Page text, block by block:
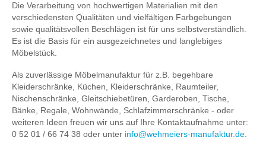
Die Verarbeitung von hochwertigen Materialien mit den
verschiedensten Qualitäten und vielfältigen Farbgebungen
sowie qualitätsvollen Beschlägen ist für uns selbstverständlich.
Es ist die Basis für ein ausgezeichnetes und langlebiges
Möbelstück.
Als zuverlässige Möbelmanufaktur für z.B. begehbare
Kleiderschränke, Küchen, Kleiderschränke, Raumteiler,
Nischenschränke, Gleitschiebetüren, Garderoben, Tische,
Bänke, Regale, Wohnwände, Schlafzimmerschränke - oder
weiteren Ideen freuen wir uns auf Ihre Kontaktaufnahme unter:
0 52 01 / 66 74 38 oder unter info@wehmeiers-manufaktur.de.